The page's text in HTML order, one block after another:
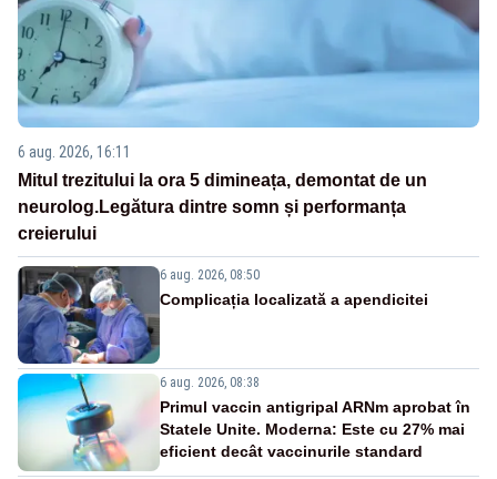
6 aug. 2026, 16:11
Mitul trezitului la ora 5 dimineața, demontat de un
neurolog.Legătura dintre somn și performanța
creierului
6 aug. 2026, 08:50
Complicația localizată a apendicitei
6 aug. 2026, 08:38
Primul vaccin antigripal ARNm aprobat în
Statele Unite. Moderna: Este cu 27% mai
eficient decât vaccinurile standard